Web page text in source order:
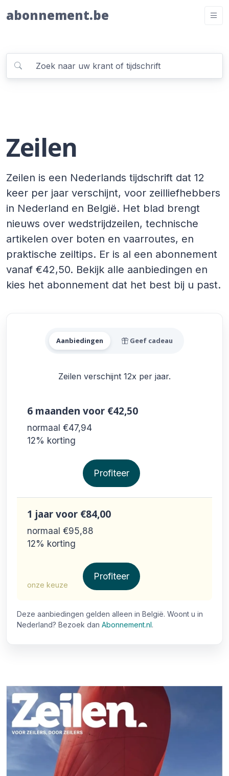
abonnement.be
Zeilen
Zeilen is een Nederlands tijdschrift dat 12
keer per jaar verschijnt, voor zeilliefhebbers
in Nederland en België. Het blad brengt
nieuws over wedstrijdzeilen, technische
artikelen over boten en vaarroutes, en
praktische zeiltips. Er is al een abonnement
vanaf €42,50. Bekijk alle aanbiedingen en
kies het abonnement dat het best bij u past.
Alle Zeilen Aanbiedingen
Aanbiedingen Geef cadeau
Zeilen verschijnt 12x per jaar.
6 maanden voor €42,50
normaal €47,94
12% korting
Profiteer
onze keuze
1 jaarvoor €84,00
normaal €95,88
12% korting
Profiteer
Deze aanbiedingen gelden alleen in België. Woont u in
Nederland? Bezoek dan Abonnement.nl.